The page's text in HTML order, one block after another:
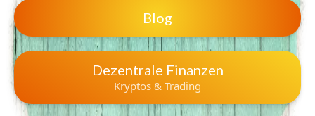
Blog
Dezentrale Finanzen
Kryptos & Trading